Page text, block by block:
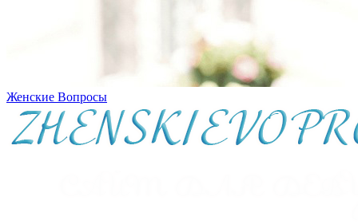
Женские Вопросы